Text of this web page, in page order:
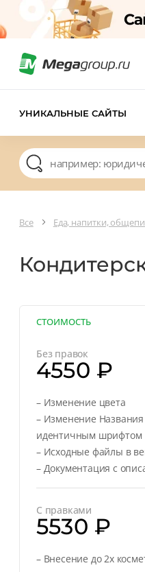
УНИКАЛЬНЫЕ САЙТЫ
Все Еда, напитки,
СТОИМОСТЬ
Без правок
4550 ₽
– Изменение цвета
– Изменение
идентичным шрифтом
– Исходные файлы в
– Документация с
С правками
5530 ₽
– Внесение до 2х